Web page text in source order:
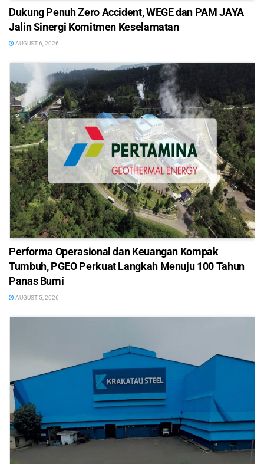
Dukung Penuh Zero Accident, WEGE dan PAM JAYA
Jalin Sinergi Komitmen Keselamatan
AUGUST 6, 2026
Performa Operasional dan Keuangan Kompak
Tumbuh, PGEO Perkuat Langkah Menuju 100 Tahun
Panas Bumi
AUGUST 5, 2026